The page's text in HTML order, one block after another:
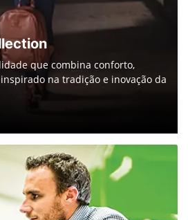
gama de serviços especializados
necessidades no campo e na